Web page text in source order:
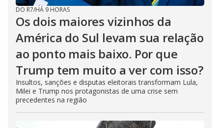
DO R7/HÁ 9 HORAS
Os dois maiores vizinhos da
América do Sul levam sua relação
ao ponto mais baixo. Por que
Trump tem muito a ver com isso?
Insultos, sanções e disputas eleitorais transformam Lula,
Milei e Trump nos protagonistas de uma crise sem
precedentes na região